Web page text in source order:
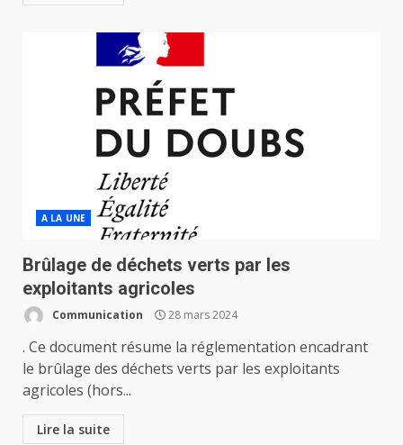
A LA UNE
Brûlage de déchets verts par les
exploitants agricoles
Communication 28 mars 2024
. Ce document résume la réglementation encadrant
le brûlage des déchets verts par les exploitants
agricoles (hors...
Lire la suite